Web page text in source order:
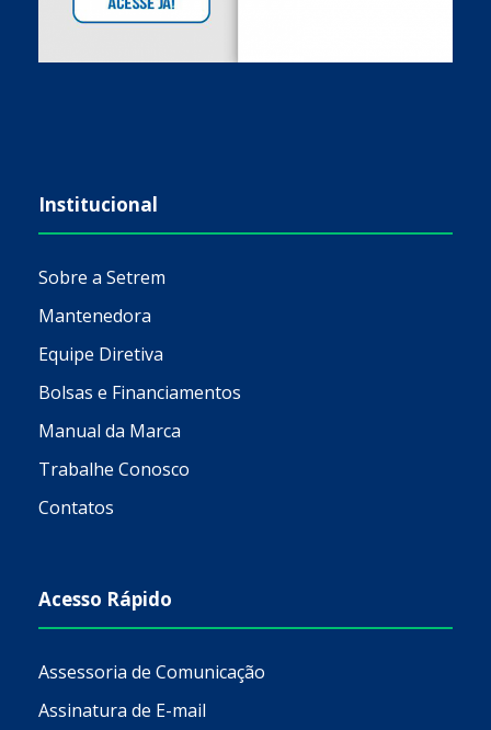
Institucional
Sobre a Setrem
Mantenedora
Equipe Diretiva
Bolsas e Financiamentos
Manual da Marca
Trabalhe Conosco
Contatos
Acesso Rápido
Assessoria de Comunicação
Assinatura de E-mail